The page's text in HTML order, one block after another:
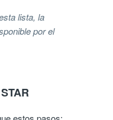
lista, la
por el